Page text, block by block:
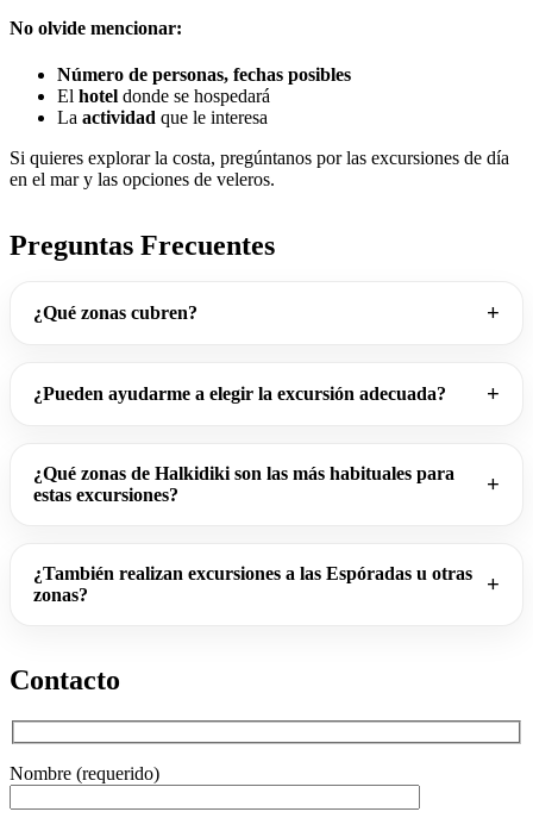
No olvide mencionar:
Número de personas, fechas posibles
El hotel donde se hospedará
La actividad que le interesa
Si quieres explorar la costa, pregúntanos por las excursiones de día
en el mar y las opciones de veleros.
Preguntas Frecuentes
¿Qué zonas cubren?
¿Pueden ayudarme a elegir la excursión adecuada?
¿Qué zonas de Halkidiki son las más habituales para
estas excursiones?
¿También realizan excursiones a las Espóradas u otras
zonas?
Contacto
Nombre (requerido)